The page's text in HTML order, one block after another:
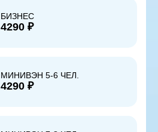
БИЗНЕС
4290 ₽
МИНИВЭН 5-6 ЧЕЛ.
4290 ₽